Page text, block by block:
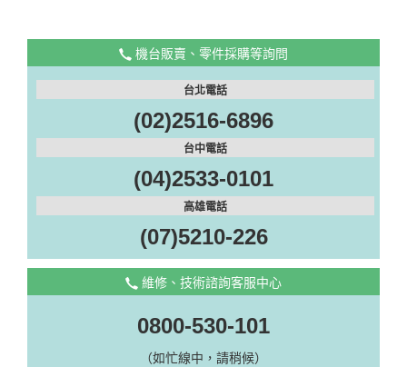
機台販賣、零件採購等詢問
台北電話
(02)2516-6896
台中電話
(04)2533-0101
高雄電話
(07)5210-226
維修、技術諮詢客服中心
0800-530-101
（如忙線中，請稍候）